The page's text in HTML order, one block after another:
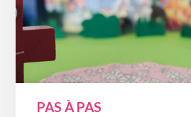
PAS À PAS